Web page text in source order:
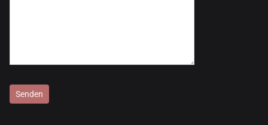
Bitte lasse dieses Feld leer.